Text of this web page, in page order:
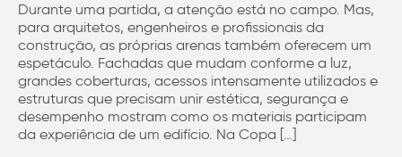
Durante uma partida, a atenção está no campo. Mas,
para arquitetos, engenheiros e profissionais da
construção, as próprias arenas também oferecem um
espetáculo. Fachadas que mudam conforme a luz,
grandes coberturas, acessos intensamente utilizados e
estruturas que precisam unir estética, segurança e
desempenho mostram como os materiais participam
da experiência de um edifício. Na Copa […]